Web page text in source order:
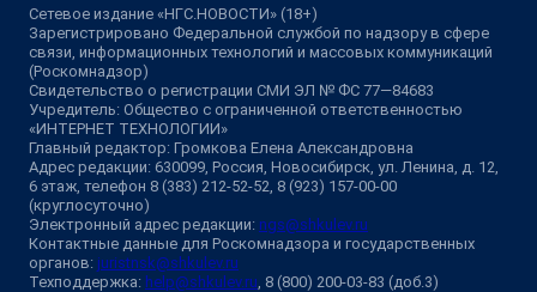
Сетевое издание «НГС.НОВОСТИ» (18+)
Зарегистрировано Федеральной службой по надзору в сфере
связи, информационных технологий и массовых коммуникаций
(Роскомнадзор)
Свидетельство о регистрации СМИ ЭЛ № ФС 77—84683
Учредитель: Общество с ограниченной ответственностью
«ИНТЕРНЕТ ТЕХНОЛОГИИ»
Главный редактор: Громкова Елена Александровна
Адрес редакции: 630099, Россия, Новосибирск, ул. Ленина, д. 12,
6 этаж, телефон 8 (383) 212-52-52, 8 (923) 157-00-00
(круглосуточно)
Электронный адрес редакции: ngs@shkulev.ru
Контактные данные для Роскомнадзора и государственных
органов: juristnsk@shkulev.ru
Техподдержка: help@shkulev.ru , 8 (800) 200-03-83 (доб.3)